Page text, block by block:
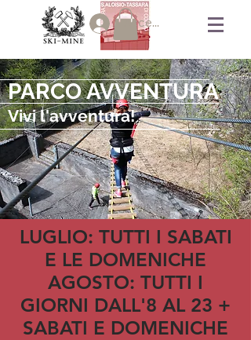
Accedi
Vivi l'avventura!
PARCO AVVENTURA
LUGLIO: TUTTI I SABATI
E LE DOMENICHE
AGOSTO: TUTTI I
GIORNI DALL'8 AL 23 +
SABATI E DOMENICHE